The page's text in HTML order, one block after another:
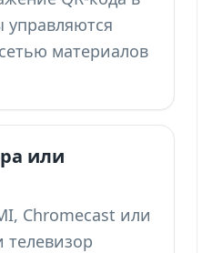
управляются
материалов
или
Chromecast или
телевизор